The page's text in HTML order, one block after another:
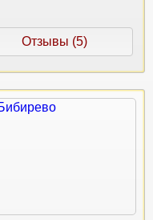
Отзывы (5)